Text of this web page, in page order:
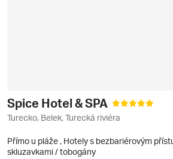
Spice Hotel & SPA
Turecko, Belek, Turecká riviéra
Přímo u pláže , Hotely s bezbariérovým
skluzavkami / tobogány